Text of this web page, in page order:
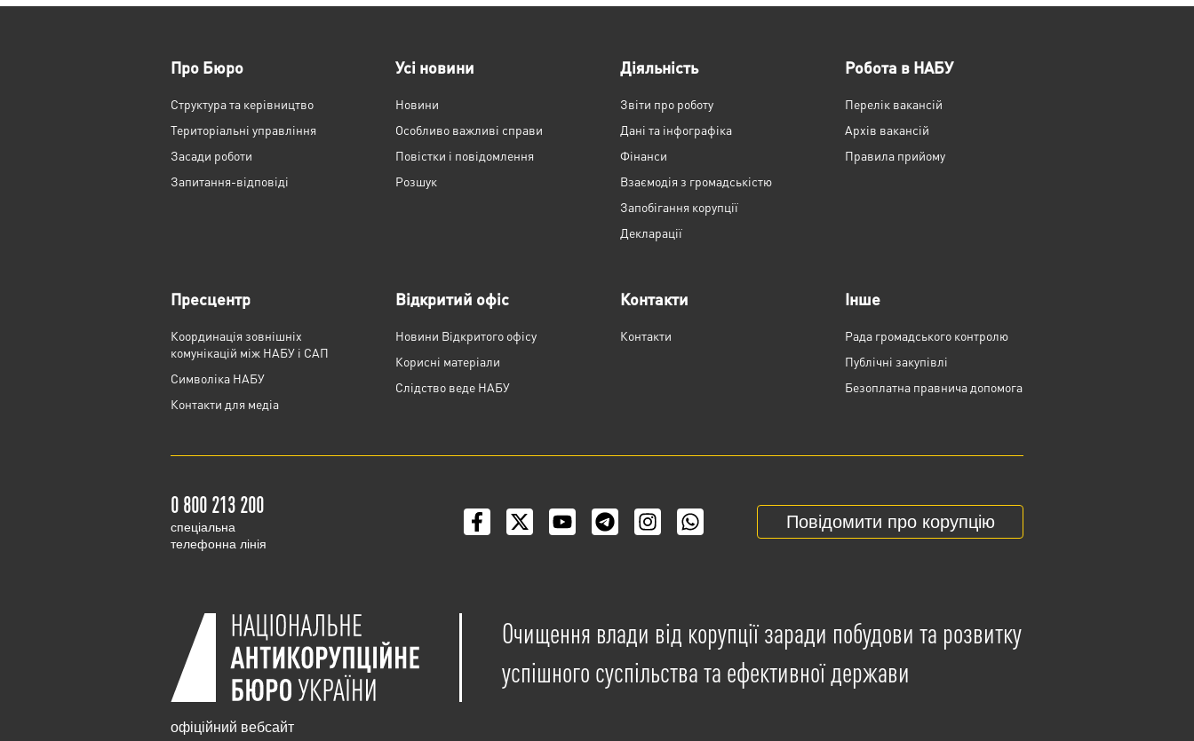
Про Бюро
Структура та керівництво
Територіальні управління
Засади роботи
Запитання-відповіді
Усі новини
Новини
Особливо важливі справи
Повістки і повідомлення
Розшук
Діяльність
Звіти про роботу
Дані та інфографіка
Фінанси
Взаємодія з громадськістю
Запобігання корупції
Декларації
Робота в НАБУ
Перелік вакансій
Архів вакансій
Правила прийому
Пресцентр
Координація зовнішніх
комунікацій між НАБУ і САП
Cимволіка НАБУ
Контакти для медіа
Відкритий офіс
Новини Відкритого офісу
Корисні матеріали
Слідство веде НАБУ
Контакти
Контакти
Інше
Рада громадського контролю
Публічні закупівлі
Безоплатна правнича допомога
0 800 213 200
cпеціальна
телефонна лінія
Повідомити про корупцію
офіційний вебсайт
Очищення влади від корупції заради побудови та розвитку
успішного суспільства та ефективної держави